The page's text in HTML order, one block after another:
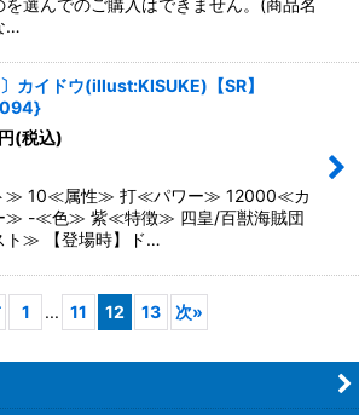
…
〕カイドウ(illust:KISUKE)【SR】
円(税込)
≫ 10≪属性≫ 打≪パワー≫ 12000≪カ
≫ -≪色≫ 紫≪特徴≫ 四皇/百獣海賊団
ト≫ 【登場時】ド…
1 ... 11 12 13 次»